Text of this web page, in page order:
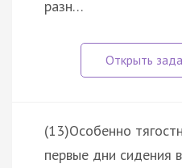
разн…
(13)Особенно
первые дни сидения